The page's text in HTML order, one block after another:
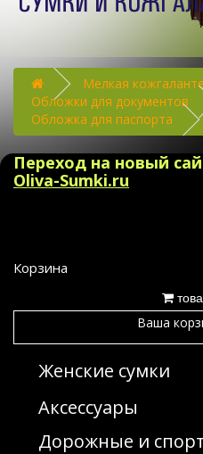
Мелкая
Обложки для документов
Обложка для паспорта
Переход на новый
Oliva-Sumki.ru
Корзина
Ваша
Женские сумки
Клатчи
Клатчи из
Сумка женская
Аксессуары
Брелки
Дорожные и